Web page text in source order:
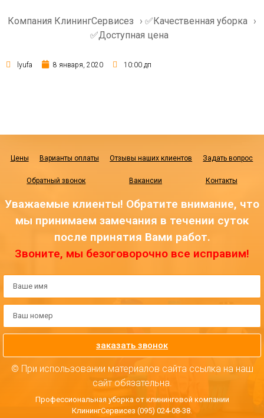
Компания КлинингСервисез › ✅Качественная уборка ›
✅Доступная цена
lyufa 8 января, 2020 10:00 дп
Цены Варианты оплаты Отзывы наших клиентов Задать вопрос
Обратный звонок Вакансии Контакты
Уважаемые клиенты! Обратите внимание, что
мы принимаем замечания в течении суток
после принятия Вами работ.
Звоните, мы безоговорочно все исправим!
заказать звонок
© При использовании материалов сайта ссылка на наш
сайт обязательна.
Профессиональная уборка от клининговой компании
КлинингСервисез (095) 024-08-38.